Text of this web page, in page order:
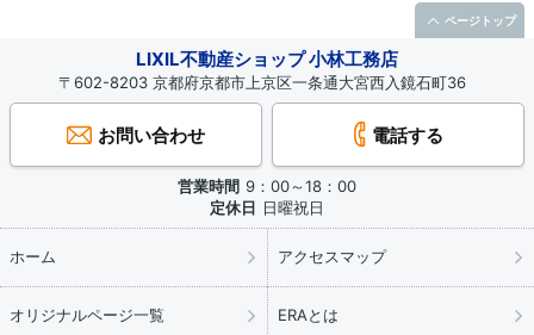
LIXIL不動産ショップ 小林工務店
〒602-8203 京都府京都市上京区一条通大宮西入鏡石町36
お問い合わせ 電話する
営業時間 9：00～18：00
定休日 日曜祝日
ホーム アクセスマップ
オリジナルページ一覧 ERAとは
ページトップ